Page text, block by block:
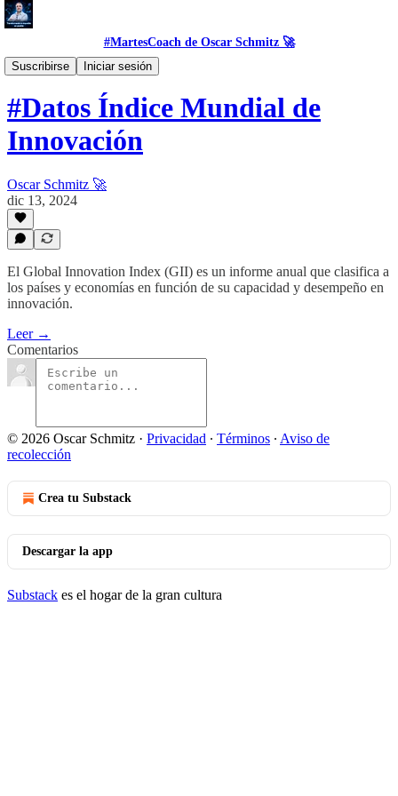
#MartesCoach de Oscar Schmitz 🚀
Suscribirse
Iniciar sesión
#DataSet
#Datos Índice Mundial de
Innovación
Oscar Schmitz 🚀
dic 13, 2024
El Global Innovation Index (GII) es un informe anual que clasifica a
los países y economías en función de su capacidad y desempeño en
innovación.
Leer →
Comentarios
© 2026 Oscar Schmitz · Privacidad ∙ Términos ∙ Aviso de
recolección
Crea tu Substack
Descargar la app
Substack es el hogar de la gran cultura